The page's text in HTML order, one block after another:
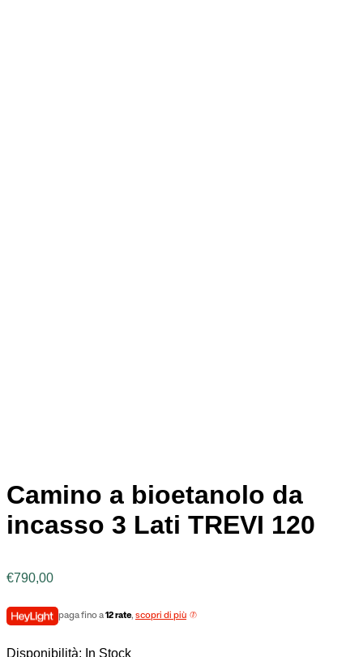
Camino a bioetanolo da
incasso 3 Lati TREVI 120
€790,00
paga fino a12 rate, scopri di più
Disponibilità: In Stock